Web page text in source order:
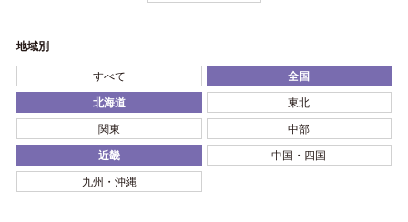
地域別
すべて 全国
北海道 東北
関東 中部
近畿 中国・四国
九州・沖縄